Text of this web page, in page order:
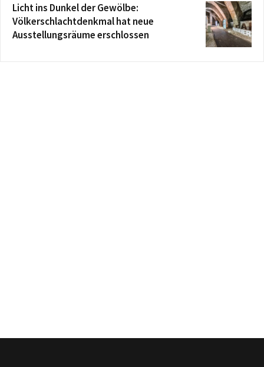
Licht ins Dunkel der Gewölbe:
Völkerschlachtdenkmal hat neue
Ausstellungsräume erschlossen